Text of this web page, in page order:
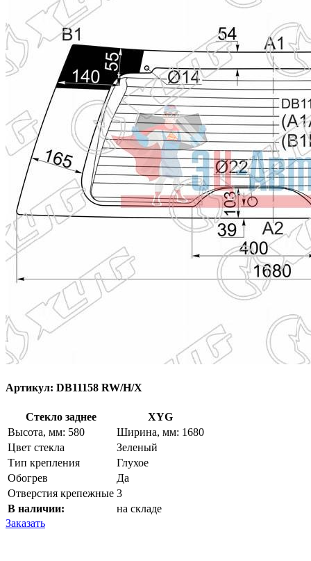
Артикул: DB11158 RW/H/X
Стекло заднее
XYG
Высота, мм: 580
Ширина, мм: 1680
Цвет стекла
Зеленый
Тип крепления
Глухое
Обогрев
Да
Отверстия крепежные 3
В наличии:
на складе
Заказать